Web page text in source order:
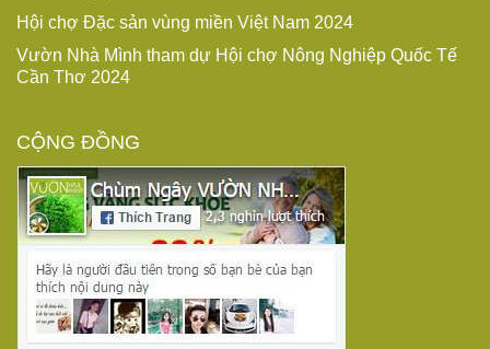
Hội chợ Đặc sản vùng miền Việt Nam 2024
Vườn Nhà Mình tham dự Hội chợ Nông Nghiệp Quốc Tế
Cần Thơ 2024
CỘNG ĐỒNG